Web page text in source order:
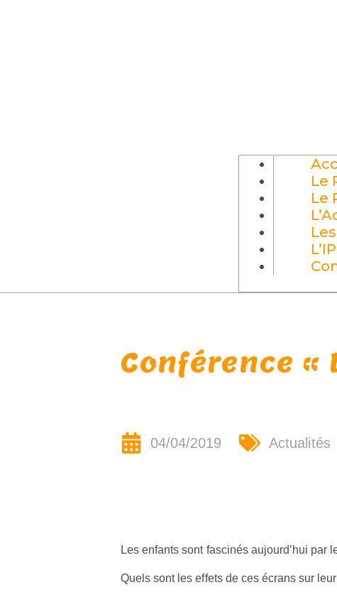
Le
Le
Conférence «
04/04/2019 Actualités
Les enfants sont fascinés aujourd’hui
Quels sont les effets de ces écrans sur